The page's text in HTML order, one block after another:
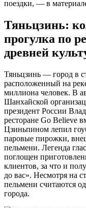
поездки, — в
Тяньцзинь:
прогулка по
древней
Тяньцзинь — город в
расположенный на
миллиона человек. В
Шанхайской
президент России
ресторане Go Believe
Цзиньпином лепил
паровые пирожки,
пельмени. Легенда
поглощен
клиентов, за что и
до вас». Несмотря на
пельмени считаются
города.